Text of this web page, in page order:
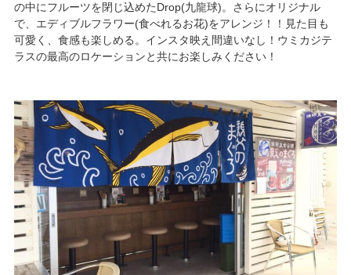
の中にフルーツを閉じ込めたDrop(九龍球)。さらにオリジナル
で、エディブルフラワー(食べれるお花)をアレンジ！！見た目も
可愛く、食感も楽しめる。インスタ映え間違いなし！ウミカジテ
ラスの最高のロケーションと共にお楽しみください！